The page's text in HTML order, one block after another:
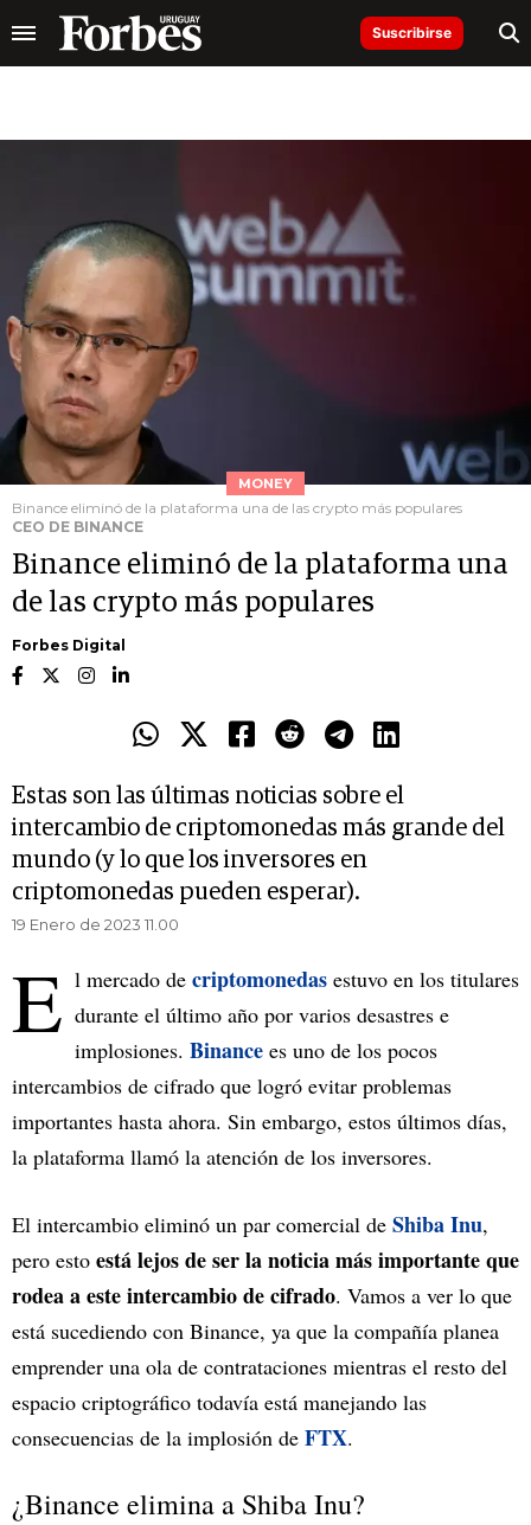
Suscribirse
MONEY
Binance eliminó de la plataforma una de las crypto más populares
CEO DE BINANCE
Binance eliminó de la plataforma una
de las crypto más populares
Forbes Digital
Estas son las últimas noticias sobre el
intercambio de criptomonedas más grande del
mundo (y lo que los inversores en
criptomonedas pueden esperar).
19 Enero de 2023 11.00
E l mercado de criptomonedas estuvo en los titulares
durante el último año por varios desastres e
implosiones. Binance es uno de los pocos
intercambios de cifrado que logró evitar problemas
importantes hasta ahora. Sin embargo, estos últimos días,
la plataforma llamó la atención de los inversores.
El intercambio eliminó un par comercial de Shiba Inu,
pero esto está lejos de ser la noticia más importante que
rodea a este intercambio de cifrado. Vamos a ver lo que
está sucediendo con Binance, ya que la compañía planea
emprender una ola de contrataciones mientras el resto del
espacio criptográfico todavía está manejando las
consecuencias de la implosión de FTX.
¿Binance elimina a Shiba Inu?